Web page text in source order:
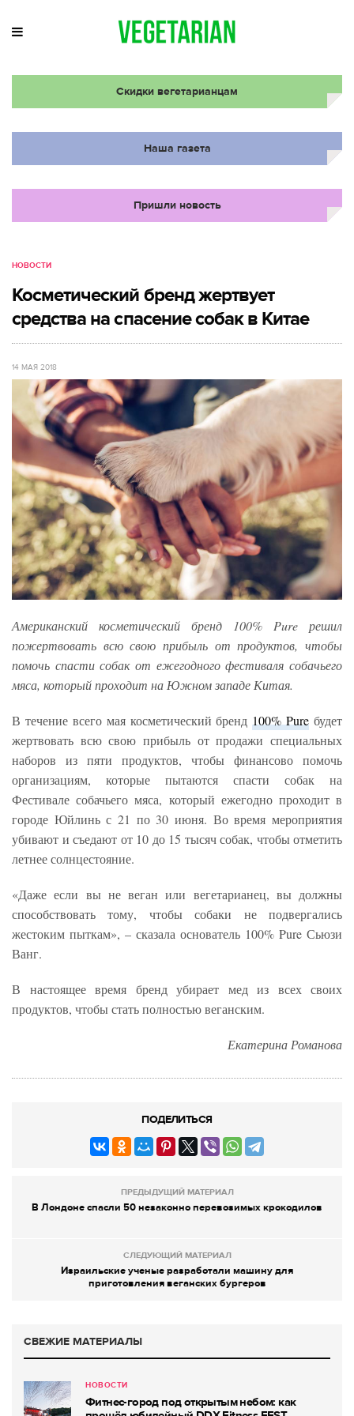
Скидки вегетарианцам
Наша газета
Пришли новость
НОВОСТИ
Косметический бренд жертвует
средства на спасение собак в Китае
14 МАЯ 2018
Американский косметический бренд 100% Pure решил
пожертвовать всю свою прибыль от продуктов, чтобы
помочь спасти собак от ежегодного фестиваля собачьего
мяса, который проходит на Южном западе Китая.
В течение всего мая косметический бренд 100% Pure будет
жертвовать всю свою прибыль от продажи специальных
наборов из пяти продуктов, чтобы финансово помочь
организациям, которые пытаются спасти собак на
Фестивале собачьего мяса, который ежегодно проходит в
городе Юйлинь с 21 по 30 июня. Во время мероприятия
убивают и съедают от 10 до 15 тысяч собак, чтобы отметить
летнее солнцестояние.
«Даже если вы не веган или вегетарианец, вы должны
способствовать тому, чтобы собаки не подвергались
жестоким пыткам», – сказала основатель 100% Pure Сьюзи
Ванг.
В настоящее время бренд убирает мед из всех своих
продуктов, чтобы стать полностью веганским.
Екатерина Романова
ПОДЕЛИТЬСЯ
ПРЕДЫДУЩИЙ МАТЕРИАЛ
В Лондоне спасли 50 незаконно перевозимых крокодилов
СЛЕДУЮЩИЙ МАТЕРИАЛ
Израильские ученые разработали машину для
приготовления веганских бургеров
СВЕЖИЕ МАТЕРИАЛЫ
НОВОСТИ
Фитнес-город под открытым небом: как